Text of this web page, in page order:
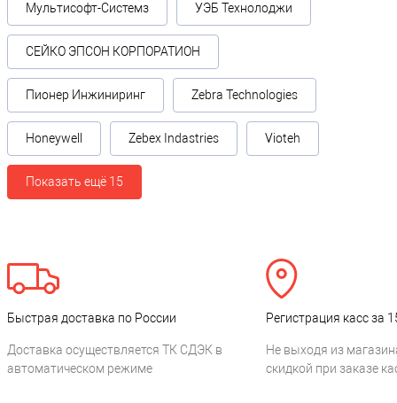
Мультисофт-Системз УЭБ Технолоджи
СЕЙКО ЭПСОН КОРПОРАТИОН
Пионер Инжиниринг Zebra Technologies
Honeywell Zebex Indastries Vioteh
Показать ещё 15
Быстрая доставка по России
Доставка осуществляется ТК СДЭК в
автоматическом режиме
Регистрация касс за
Не выходя из
скидкой при заказе